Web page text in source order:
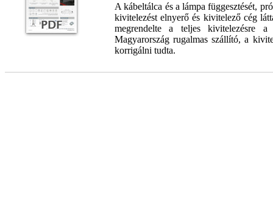
A kábeltálca és a lámpa függesztését,
kivitelezést elnyerő és kivitelező cég
megrendelte a teljes kivitelezésre
Magyarország rugalmas szállító, a
korrigálni tudta.